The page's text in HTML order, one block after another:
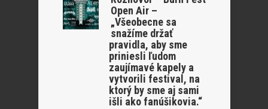
Open Air –
„Všeobecne sa
snažíme držať
pravidla, aby sme
priniesli ľudom
zaujímavé kapely a
vytvorili festival, na
ktorý by sme aj sami
išli ako fanúšikovia.“